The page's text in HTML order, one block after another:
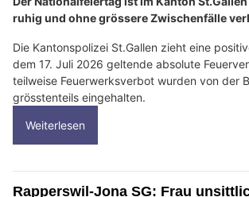
ruhig und ohne grössere Zwischenfälle
Die Kantonspolizei St.Gallen zieht eine
dem 17. Juli 2026 geltende absolute
teilweise Feuerwerksverbot wurden von der
grösstenteils eingehalten.
Weiterlesen
Rapperswil-Jona SG: Frau